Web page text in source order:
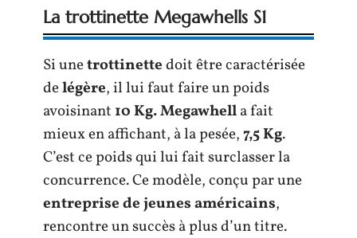
La trottinette Megawhells S1
Si unetrottinettedoit être caractérisée
delégère, il lui faut faire un poids
avoisinant 10 Kg.Megawhella fait
mieux en affichant, à la pesée,7,5 Kg.
C’est ce poids qui lui fait surclasser la
concurrence. Ce modèle, conçu par une
entreprise de jeunes américains,
rencontre un succès à plus d’un titre.